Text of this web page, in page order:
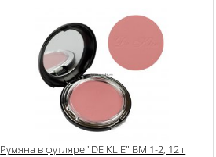
Румяна в футляре "DE KLIE" BM 1-2, 12 г